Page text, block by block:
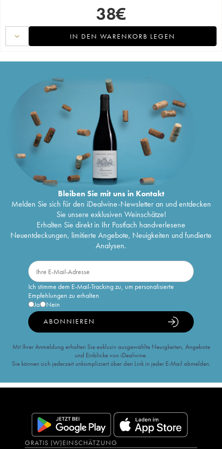
38€
IN DEN WARENKORB LEGEN
Bleiben Sie mit uns in Kontakt
Melden Sie sich für den iDealwine-Newsletter an und entdecken
Sie unsere exklusiven Weinschätze!
Erhalten Sie direkt in Ihr Postfach handverlesene
Neuentdeckungen, limitierte Angebote, Neuigkeiten und fundierte
Analysen.
Ich stimme dem E-Mail-Tracking zu, um personalisierte
Empfehlungen zu erhalten
Ja
Nein
ABONNIEREN
Mit Ihrer Anmeldung erhalten Sie exklusiv ausgewählte Neuigkeiten, Angebote
und Einblicke von iDealwine.
Sie können sich jederzeit unkompliziert über den Link in jeder E-Mail abmelden.
GRATIS (W)EINSCHÄTZUNG